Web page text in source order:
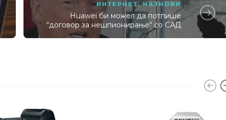
ИНТЕРНЕТ,НАЈНОВИ
Huawei би можел да потпише
“договор за нешпионирање“ со САД